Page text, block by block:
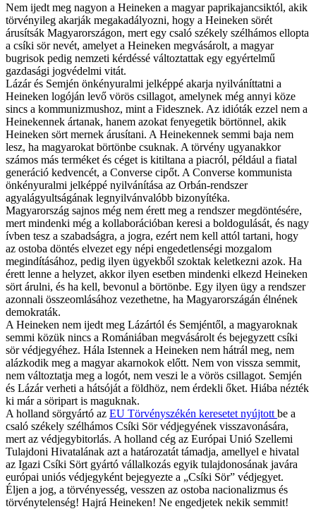
Nem ijedt meg nagyon a Heineken a magyar paprikajancsiktól, akik
törvényileg akarják megakadályozni, hogy a Heineken sörét
árusítsák Magyarországon, mert egy csaló székely szélhámos ellopta
a csíki sör nevét, amelyet a Heineken megvásárolt, a magyar
bugrisok pedig nemzeti kérdéssé változtattak egy egyértelmű
gazdasági jogvédelmi vitát.
Lázár és Semjén önkényuralmi jelképpé akarja nyilváníttatni a
Heineken logóján levő vörös csillagot, amelynek még annyi köze
sincs a kommunizmushoz, mint a Fidesznek. Az idióták ezzel nem a
Heinekennek ártanak, hanem azokat fenyegetik börtönnel, akik
Heineken sört mernek árusítani. A Heinekennek semmi baja nem
lesz, ha magyarokat börtönbe csuknak. A törvény ugyanakkor
számos más terméket és céget is kitiltana a piacról, például a fiatal
generáció kedvencét, a Converse cipőt. A Converse kommunista
önkényuralmi jelképpé nyilvánítása az Orbán-rendszer
agyalágyultságának legnyilvánvalóbb bizonyítéka.
Magyarország sajnos még nem érett meg a rendszer megdöntésére,
mert mindenki még a kollaborációban keresi a boldogulását, és nagy
ívben tesz a szabadságra, a jogra, ezért nem kell attól tartani, hogy
az ostoba döntés elvezet egy népi engedetlenségi mozgalom
megindításához, pedig ilyen ügyekből szoktak keletkezni azok. Ha
érett lenne a helyzet, akkor ilyen esetben mindenki elkezd Heineken
sört árulni, és ha kell, bevonul a börtönbe. Egy ilyen ügy a rendszer
azonnali összeomlásához vezethetne, ha Magyarországán élnének
demokraták.
A Heineken nem ijedt meg Lázártól és Semjéntől, a magyaroknak
semmi közük nincs a Romániában megvásárolt és bejegyzett csíki
sör védjegyéhez. Hála Istennek a Heineken nem hátrál meg, nem
alázkodik meg a magyar akarnokok előtt. Nem von vissza semmit,
nem változtatja meg a logót, nem veszi le a vörös csillagot. Semjén
és Lázár verheti a hátsóját a földhöz, nem érdekli őket. Hiába nézték
ki már a söripart is maguknak.
A holland sörgyártó az EU Törvényszékén keresetet nyújtott be a
csaló székely szélhámos Csíki Sör védjegyének visszavonására,
mert az védjegybitorlás. A holland cég az Európai Unió Szellemi
Tulajdoni Hivatalának azt a határozatát támadja, amellyel e hivatal
az Igazi Csíki Sört gyártó vállalkozás egyik tulajdonosának javára
európai uniós védjegyként bejegyezte a „Csíki Sör” védjegyet.
Éljen a jog, a törvényesség, vesszen az ostoba nacionalizmus és
törvénytelenség! Hajrá Heineken! Ne engedjetek nekik semmit!